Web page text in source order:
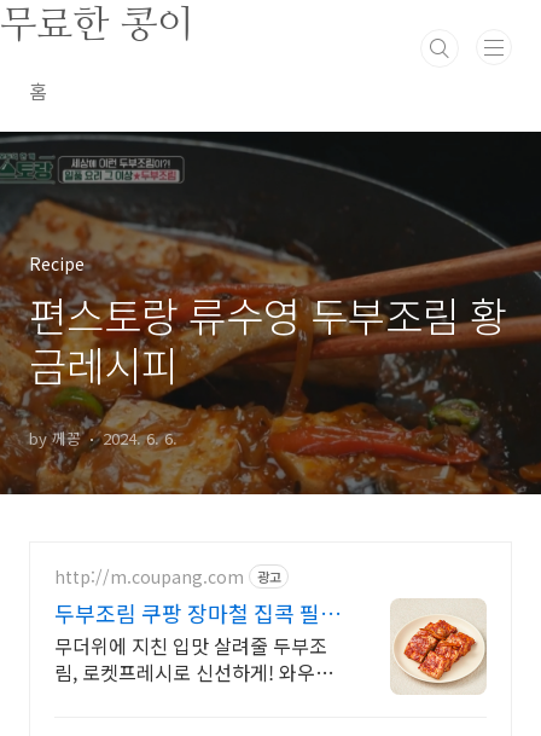
본문 바로가기
무료한 콩이
홈
Recipe
편스토랑 류수영 두부조림 황
금레시피
by 께꽁 2024. 6. 6.
http://m.coupang.com 광고
두부조림 쿠팡 장마철 집콕 필수
반찬
무더위에 지친 입맛 살려줄 두부조
림, 로켓프레시로 신선하게! 와우회